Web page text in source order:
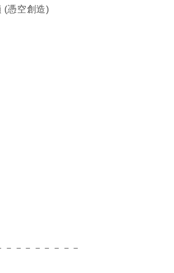
(憑空創造)
－－－－－－－－